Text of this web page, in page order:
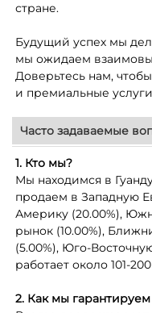
стране.
Будущий успех мы
мы ожидаем
Доверьтесь нам,
и премиальные
Часто задаваемые
1. Кто мы?
Мы находимся в
продаем в Западную
Америку (20.00%),
рынок (10.00%),
(5.00%), Юго-
работает около 101-
2. Как мы гарантируем